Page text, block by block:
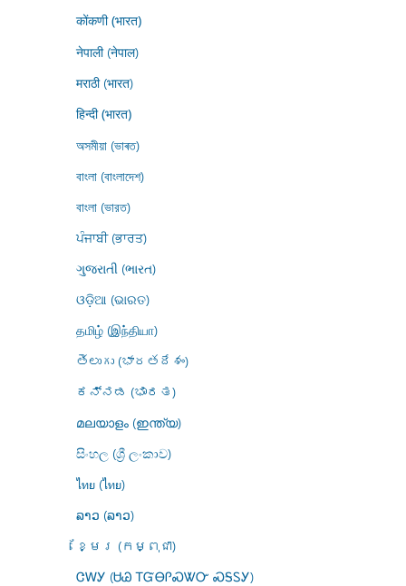
कोंकणी (भारत)
नेपाली (नेपाल)
मराठी (भारत)
हिन्दी (भारत)
অসমীয়া (ভাৰত)
বাংলা (বাংলাদেশ)
বাংলা (ভারত)
ਪੰਜਾਬੀ (ਭਾਰਤ)
ગુજરાતી (ભારત)
ଓଡ଼ିଆ (ଭାରତ)
தமிழ் (இந்தியா)
తెలుగు (భారతదేశం)
ಕನ್ನಡ (ಭಾರತ)
മലയാളം (ഇന്ത്യ)
සිංහල (ශ්‍රී ලංකාව)
ไทย (ไทย)
ລາວ (ລາວ)
ខ្មែរ (កម្ពុជា)
ᏣᎳᎩ (ᏌᏊ ᎢᏳᎾᎵᏍᏔᏅ ᏍᎦᏚᎩ)